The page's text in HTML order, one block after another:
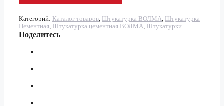
Категорий: Каталог товаров, Штукатурка ВОЛМА, Штукатурка
Цементная, Штукатурка цементная ВОЛМА, Штукатурки
Поделитесь